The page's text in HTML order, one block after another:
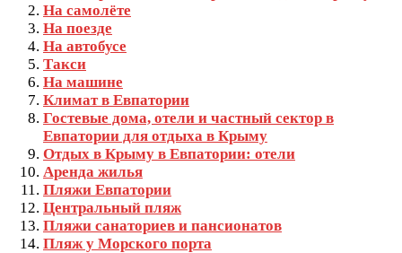
На самолёте
На поезде
На автобусе
Такси
На машине
Климат в Евпатории
Гостевые дома, отели и частный сектор в
Евпатории для отдыха в Крыму
Отдых в Крыму в Евпатории: отели
Аренда жилья
Пляжи Евпатории
Центральный пляж
Пляжи санаториев и пансионатов
Пляж у Морского порта